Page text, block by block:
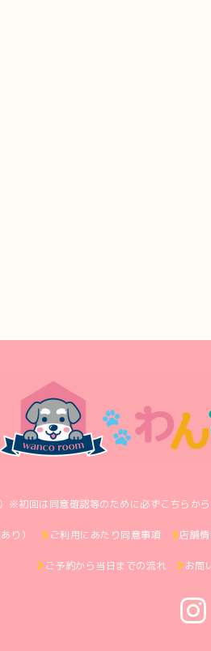
※初回は同意確認等のために必ずこちらから
り） ご利用にあたり同意事項 店舗
ご予約から当日までの流れ お問